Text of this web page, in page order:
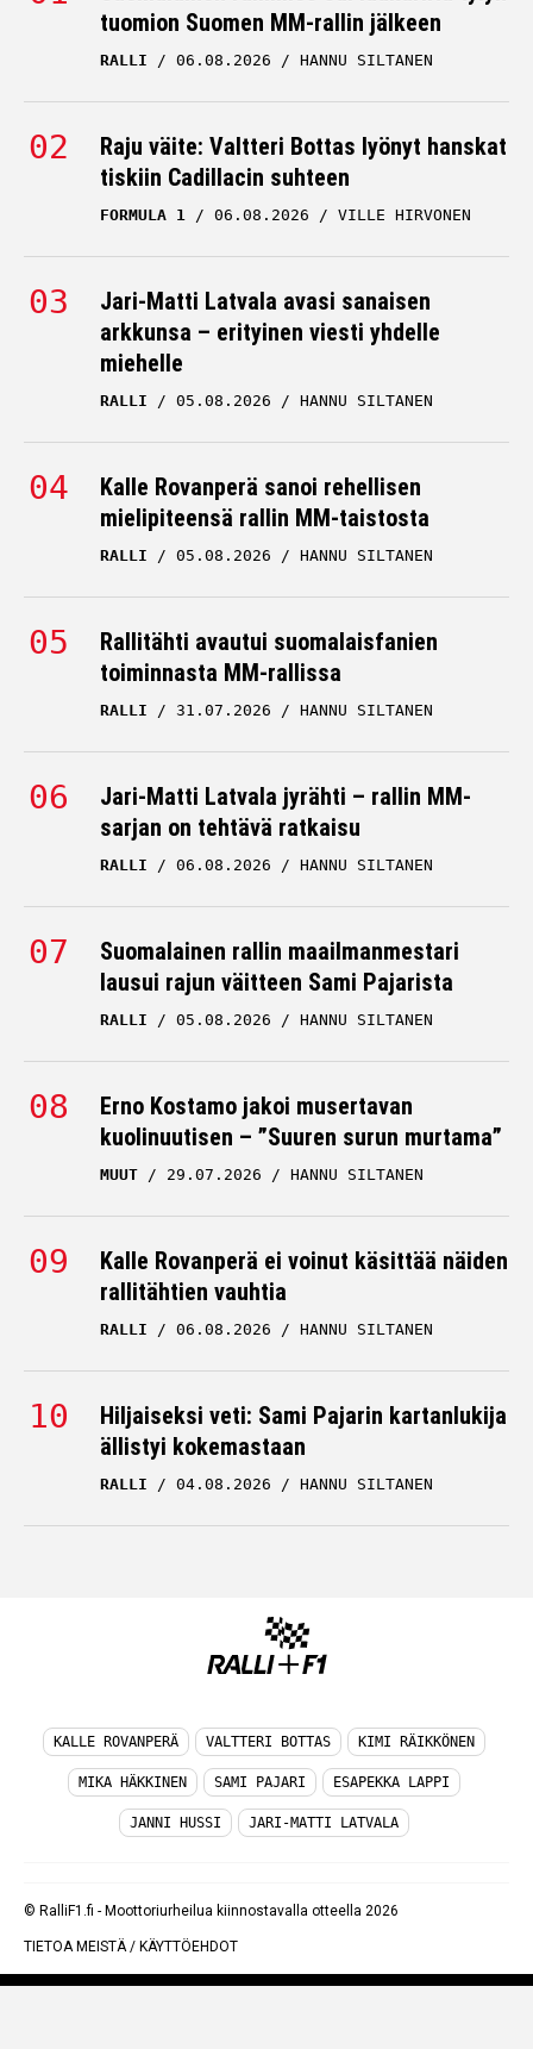
tuomion Suomen MM-rallin jälkeen
RALLI 06.08.2026 HANNU SILTANEN
Raju väite: Valtteri Bottas lyönyt hanskat
tiskiin Cadillacin suhteen
FORMULA 1 06.08.2026 VILLE HIRVONEN
Jari-Matti Latvala avasi sanaisen
arkkunsa – erityinen viesti yhdelle
miehelle
RALLI 05.08.2026 HANNU SILTANEN
Kalle Rovanperä sanoi rehellisen
mielipiteensä rallin MM-taistosta
RALLI 05.08.2026 HANNU SILTANEN
Rallitähti avautui suomalaisfanien
toiminnasta MM-rallissa
RALLI 31.07.2026 HANNU SILTANEN
Jari-Matti Latvala jyrähti – rallin MM-
sarjan on tehtävä ratkaisu
RALLI 06.08.2026 HANNU SILTANEN
Suomalainen rallin maailmanmestari
lausui rajun väitteen Sami Pajarista
RALLI 05.08.2026 HANNU SILTANEN
Erno Kostamo jakoi musertavan
kuolinuutisen – ”Suuren surun murtama”
MUUT 29.07.2026 HANNU SILTANEN
Kalle Rovanperä ei voinut käsittää näiden
rallitähtien vauhtia
RALLI 06.08.2026 HANNU SILTANEN
Hiljaiseksi veti: Sami Pajarin kartanlukija
ällistyi kokemastaan
RALLI 04.08.2026 HANNU SILTANEN
KALLE ROVANPERÄ VALTTERI BOTTAS KIMI RÄIKKÖNEN
MIKA HÄKKINEN SAMI PAJARI ESAPEKKA LAPPI
JANNI HUSSI JARI-MATTI LATVALA
© RalliF1.fi - Moottoriurheilua kiinnostavalla otteella 2026
TIETOA MEISTÄ/ KÄYTTÖEHDOT